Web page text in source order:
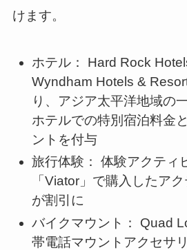
けます。
ホテル： Hard Rock
Wyndham Hotels &
り、アジア太平洋地域の
ホテルでの特別宿泊料金
ントを付与
旅行体験： 体験アクティ
「Viator」で購入したア
が割引に
バイクマウント： Quad
帯電話マウントアクセサ